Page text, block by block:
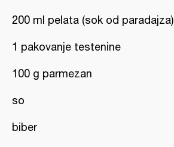
200 ml pelata (sok od paradajza)
1 pakovanje testenine
100 g parmezan
so
biber